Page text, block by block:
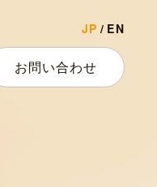
JP EN
お問い合わせ